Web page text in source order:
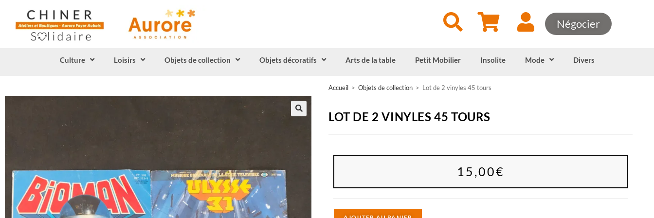
Négocier
Culture Loisirs Objets de collection Objets décoratifs Arts de la table Petit Mobilier Insolite Mode Divers
Accueil > Objets de collection > Lot de 2 vinyles 45 tours
LOT DE 2 VINYLES 45 TOURS
15,00€